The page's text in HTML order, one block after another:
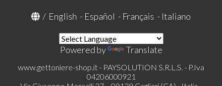
/ English - Español - Français - Italiano
Powered by Translate
www.gettoniere-shop.it - PAYSOLUTION S.R.L.S. - P.Iva
04206000921